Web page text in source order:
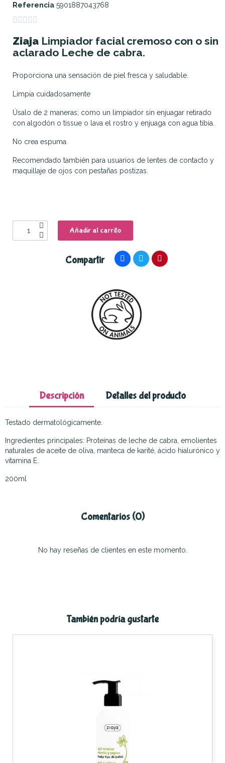
Referencia 5901887043768
    
Ziaja Limpiador facial cremoso con o sin
aclarado Leche de cabra.
Proporciona una sensación de piel fresca y saludable.
Limpia cuidadosamente
Úsalo de 2 maneras; como un limpiador sin enjuagar retirado
con algodón o tissue o lava el rostro y enjuaga con agua tibia.
No crea espuma.
Recomendado también para usuarios de lentes de contacto y
maquillaje de ojos con pestañas postizas.
Añadir al carrito
Compartir
Descripción Detalles del producto
Testado dermatológicamente.
Ingredientes principales: Proteínas de leche de cabra, emolientes
naturales de aceite de oliva, manteca de karité, ácido hialurónico y
vitamina E.
200ml
Comentarios (0)
No hay reseñas de clientes en este momento.
También podría gustarte